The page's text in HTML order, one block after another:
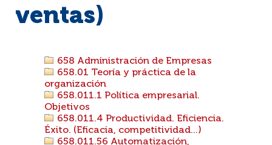
ventas)
658 Administración de Empresas
658.01 Teoría y práctica de la
organización
658.011.1 Política empresarial.
Objetivos
658.011.4 Productividad. Eficiencia.
Éxito. (Eficacia, competitividad...)
658.011.56 Automatización,